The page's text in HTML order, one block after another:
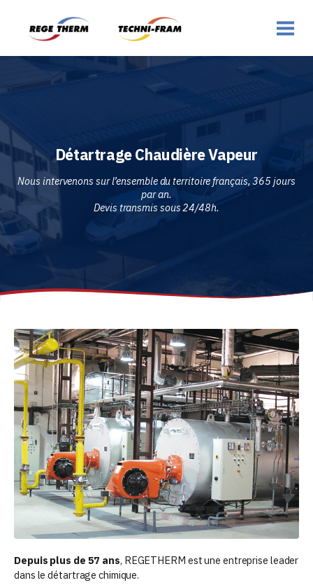
Détartrage Chaudière Vapeur
Nous intervenons sur l’ensemble du territoire français, 365 jours
par an.
Devis transmis sous 24/48h.
Depuis plus de 57 ans, REGETHERM est une entreprise leader
dans le détartrage chimique.